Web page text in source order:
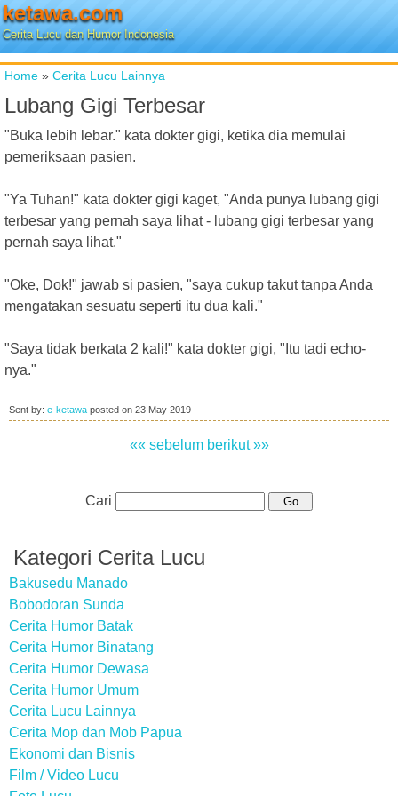
ketawa.com
Cerita Lucu dan Humor Indonesia
Home » Cerita Lucu Lainnya
Lubang Gigi Terbesar
"Buka lebih lebar." kata dokter gigi, ketika dia memulai
pemeriksaan pasien.
"Ya Tuhan!" kata dokter gigi kaget, "Anda punya lubang gigi
terbesar yang pernah saya lihat - lubang gigi terbesar yang
pernah saya lihat."
"Oke, Dok!" jawab si pasien, "saya cukup takut tanpa Anda
mengatakan sesuatu seperti itu dua kali."
"Saya tidak berkata 2 kali!" kata dokter gigi, "Itu tadi echo-
nya."
Sent by: e-ketawa posted on 23 May 2019
«« sebelum berikut »»
Cari
Kategori Cerita Lucu
Bakusedu Manado
Bobodoran Sunda
Cerita Humor Batak
Cerita Humor Binatang
Cerita Humor Dewasa
Cerita Humor Umum
Cerita Lucu Lainnya
Cerita Mop dan Mob Papua
Ekonomi dan Bisnis
Film / Video Lucu